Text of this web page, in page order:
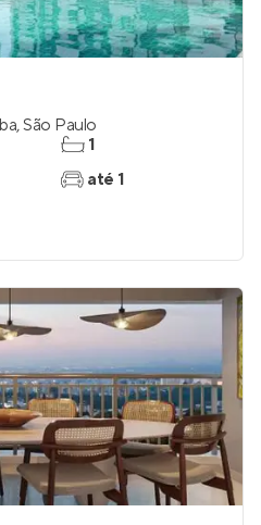
,São Paulo
1
até 1